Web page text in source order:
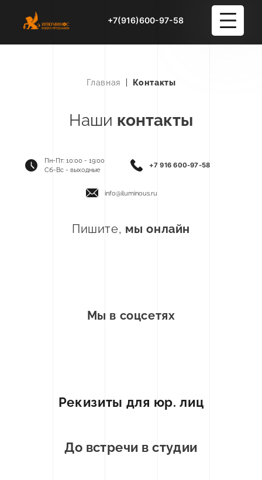
О студии
+7(916)600-97-58
Главная Контакты
Наши контакты
Пн-Пт: 10:00 - 19:00
Сб-Вс - выходные
+7 916 600-97-58
info@iluminous.ru
Пишите, мы онлайн
Мы в соцсетях
Рекизиты для юр. лиц
До встречи в студии